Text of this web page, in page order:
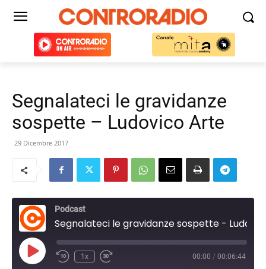
Segnalateci le gravidanze
sospette – Ludovico Arte
29 Dicembre 2017
Podcast
Play
Episode
1x 00:00 / 00:06:44